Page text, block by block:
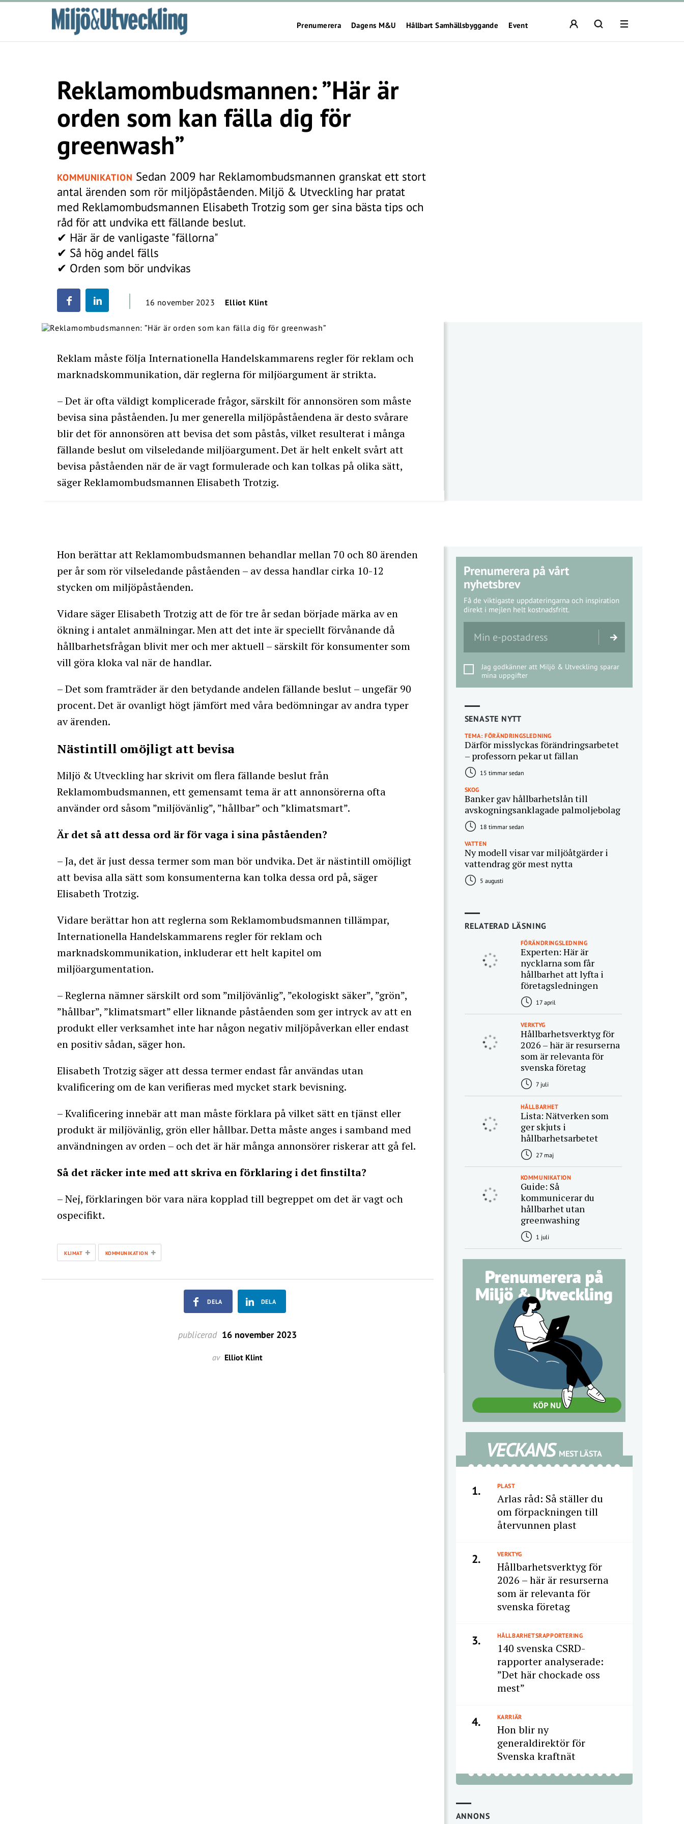
Prenumerera Dagens M&U Hållbart Samhällsbyggande Event
Reklamombudsmannen: ”Här är
orden som kan fälla dig för
greenwash”
KOMMUNIKATION Sedan 2009 har Reklamombudsmannen granskat ett stort
antal ärenden som rör miljöpåståenden. Miljö & Utveckling har pratat
med Reklamombudsmannen Elisabeth Trotzig som ger sina bästa tips och
råd för att undvika ett fällande beslut.
✔ Här är de vanligaste "fällorna"
✔ Så hög andel fälls
✔ Orden som bör undvikas
16 november 2023 Elliot Klint
Reklam måste följa Internationella Handelskammarens regler för reklam och
marknadskommunikation, där reglerna för miljöargument är strikta.
– Det är ofta väldigt komplicerade frågor, särskilt för annonsören som måste
bevisa sina påståenden. Ju mer generella miljöpåståendena är desto svårare
blir det för annonsören att bevisa det som påstås, vilket resulterat i många
fällande beslut om vilseledande miljöargument. Det är helt enkelt svårt att
bevisa påståenden när de är vagt formulerade och kan tolkas på olika sätt,
säger Reklamombudsmannen Elisabeth Trotzig.
Hon berättar att Reklamombudsmannen behandlar mellan 70 och 80 ärenden
per år som rör vilseledande påståenden – av dessa handlar cirka 10-12
stycken om miljöpåståenden.
Vidare säger Elisabeth Trotzig att de för tre år sedan började märka av en
ökning i antalet anmälningar. Men att det inte är speciellt förvånande då
hållbarhetsfrågan blivit mer och mer aktuell – särskilt för konsumenter som
vill göra kloka val när de handlar.
– Det som framträder är den betydande andelen fällande beslut – ungefär 90
procent. Det är ovanligt högt jämfört med våra bedömningar av andra typer
av ärenden.
Nästintill omöjligt att bevisa
Miljö & Utveckling har skrivit om flera fällande beslut från
Reklamombudsmannen, ett gemensamt tema är att annonsörerna ofta
använder ord såsom ”miljövänlig”, ”hållbar” och ”klimatsmart”.
Är det så att dessa ord är för vaga i sina påståenden?
– Ja, det är just dessa termer som man bör undvika. Det är nästintill omöjligt
att bevisa alla sätt som konsumenterna kan tolka dessa ord på, säger
Elisabeth Trotzig.
Vidare berättar hon att reglerna som Reklamombudsmannen tillämpar,
Internationella Handelskammarens regler för reklam och
marknadskommunikation, inkluderar ett helt kapitel om
miljöargumentation.
– Reglerna nämner särskilt ord som ”miljövänlig”, ”ekologiskt säker”, ”grön”,
”hållbar”, ”klimatsmart” eller liknande påståenden som ger intryck av att en
produkt eller verksamhet inte har någon negativ miljöpåverkan eller endast
en positiv sådan, säger hon.
Elisabeth Trotzig säger att dessa termer endast får användas utan
kvalificering om de kan verifieras med mycket stark bevisning.
– Kvalificering innebär att man måste förklara på vilket sätt en tjänst eller
produkt är miljövänlig, grön eller hållbar. Detta måste anges i samband med
användningen av orden – och det är här många annonsörer riskerar att gå fel.
Så det räcker inte med att skriva en förklaring i det finstilta?
– Nej, förklaringen bör vara nära kopplad till begreppet om det är vagt och
ospecifikt.
KLIMAT + KOMMUNIKATION +
DELA DELA
publicerad 16 november 2023
av Elliot Klint
Prenumerera på vårt
nyhetsbrev
Få de viktigaste uppdateringarna och inspiration
direkt i mejlen helt kostnadsfritt.
Jag godkänner att Miljö & Utveckling sparar
mina uppgifter
SENASTE NYTT
TEMA: FÖRÄNDRINGSLEDNING
Därför misslyckas förändringsarbetet
– professorn pekar ut fällan
15 timmar sedan
SKOG
Banker gav hållbarhetslån till
avskogningsanklagade palmoljebolag
18 timmar sedan
VATTEN
Ny modell visar var miljöåtgärder i
vattendrag gör mest nytta
5 augusti
RELATERAD LÄSNING
FÖRÄNDRINGSLEDNING
Experten: Här är
nycklarna som får
hållbarhet att lyfta i
företagsledningen
17 april
VERKTYG
Hållbarhetsverktyg för
2026 – här är resurserna
som är relevanta för
svenska företag
7 juli
HÅLLBARHET
Lista: Nätverken som
ger skjuts i
hållbarhetsarbetet
27 maj
KOMMUNIKATION
Guide: Så
kommunicerar du
hållbarhet utan
greenwashing
1 juli
VECKANS MEST LÄSTA
1. PLAST
Arlas råd: Så ställer du
om förpackningen till
återvunnen plast
2. VERKTYG
Hållbarhetsverktyg för
2026 – här är resurserna
som är relevanta för
svenska företag
3. HÅLLBARHETSRAPPORTERING
140 svenska CSRD-
rapporter analyserade:
”Det här chockade oss
mest”
4. KARRIÄR
Hon blir ny
generaldirektör för
Svenska kraftnät
ANNONS